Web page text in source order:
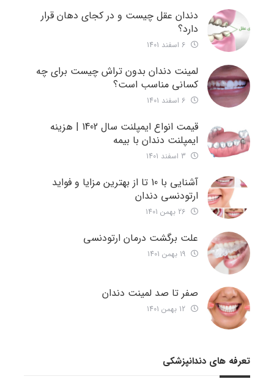
دندان عقل چیست و در کجای دهان قرار
دارد؟
لمینت دندان بدون تراش چیست برای چه
کسانی مناسب است؟
قیمت انواع ایمپلنت سال 1402 | هزینه
ایمپلنت دندان با بیمه
آشنایی با 10 تا از بهترین مزایا و فواید
ارتودنسی دندان
علت برگشت درمان ارتودنسی
صفر تا صد لمینت دندان
تعرفه های دندانپزشکی